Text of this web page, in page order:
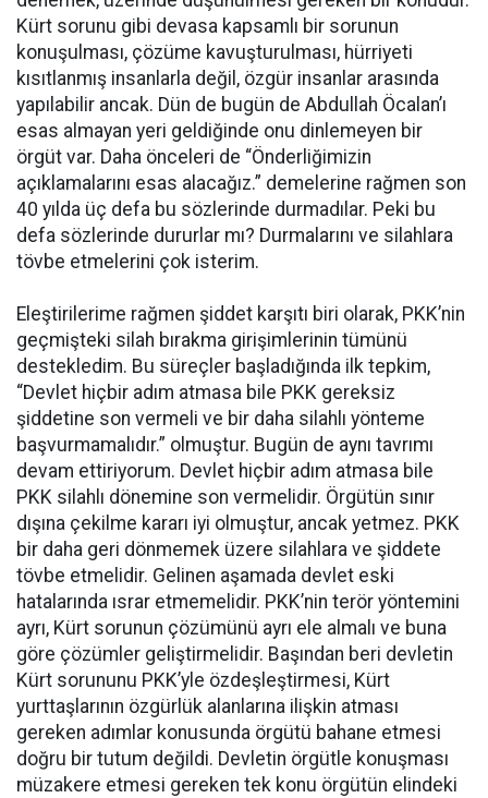
Kürt sorunu gibi devasa kapsamlı bir sorunun
konuşulması, çözüme kavuşturulması, hürriyeti
kısıtlanmış insanlarla değil, özgür insanlar arasında
yapılabilir ancak. Dün de bugün de Abdullah Öcalan’ı
esas almayan yeri geldiğinde onu dinlemeyen bir
örgüt var. Daha önceleri de “Önderliğimizin
açıklamalarını esas alacağız.” demelerine rağmen son
40 yılda üç defa bu sözlerinde durmadılar. Peki bu
defa sözlerinde dururlar mı? Durmalarını ve silahlara
tövbe etmelerini çok isterim.
Eleştirilerime rağmen şiddet karşıtı biri olarak, PKK’nin
geçmişteki silah bırakma girişimlerinin tümünü
destekledim. Bu süreçler başladığında ilk tepkim,
“Devlet hiçbir adım atmasa bile PKK gereksiz
şiddetine son vermeli ve bir daha silahlı yönteme
başvurmamalıdır.” olmuştur. Bugün de aynı tavrımı
devam ettiriyorum. Devlet hiçbir adım atmasa bile
PKK silahlı dönemine son vermelidir. Örgütün sınır
dışına çekilme kararı iyi olmuştur, ancak yetmez. PKK
bir daha geri dönmemek üzere silahlara ve şiddete
tövbe etmelidir. Gelinen aşamada devlet eski
hatalarında ısrar etmemelidir. PKK’nin terör yöntemini
ayrı, Kürt sorunun çözümünü ayrı ele almalı ve buna
göre çözümler geliştirmelidir. Başından beri devletin
Kürt sorununu PKK’yle özdeşleştirmesi, Kürt
yurttaşlarının özgürlük alanlarına ilişkin atması
gereken adımlar konusunda örgütü bahane etmesi
doğru bir tutum değildi. Devletin örgütle konuşması
müzakere etmesi gereken tek konu örgütün elindeki